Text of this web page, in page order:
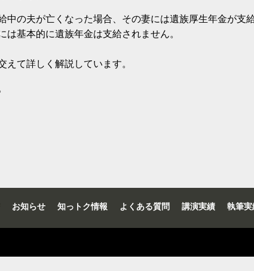
中の夫が亡くなった場合、その妻には遺族厚生年金が支
基本的に遺族年金は支給されません。
て詳しく解説しています。
お知らせ 知っトク情報 よくある質問 講演実績 執筆実